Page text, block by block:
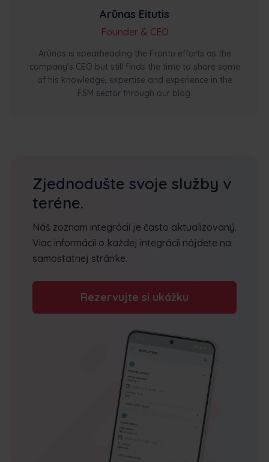
Arūnas Eitutis
Founder & CEO
Arūnas is spearheading the Frontu efforts as the
company’s CEO but still finds the time to share some
of his knowledge, expertise and experience in the
FSM sector through our blog.
Zjednodušte svoje služby v
teréne.
Náš zoznam integrácií je často aktualizovaný.
Viac informácií o každej integrácii nájdete na
samostatnej stránke.
Rezervujte si ukážku